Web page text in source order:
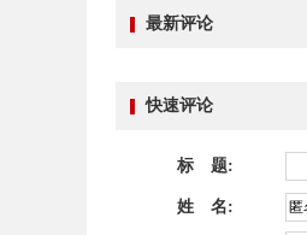
最新评论
快速评论
标 题:
姓 名: